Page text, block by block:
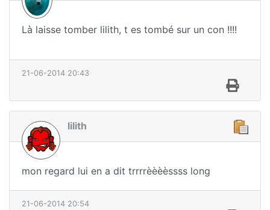
Là laisse tomber lilith, t es tombé sur un con !!!!
21-06-2014 20:43
lilith
mon regard lui en a dit trrrrèèèèssss long
21-06-2014 20:54